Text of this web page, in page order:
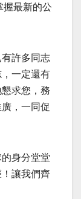
握最新的公
許多同志
一定還有
求您，務
，一同促
身分堂堂
讓我們齊